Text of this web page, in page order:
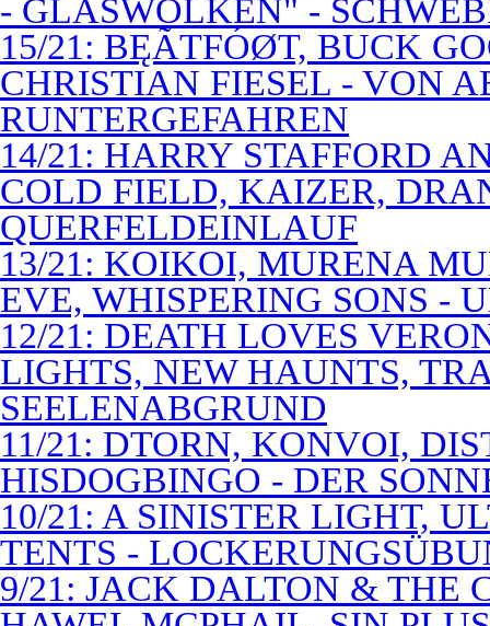
- GLASWOLKEN" -
15/21: BĘÃTFÓØT, BUCK
CHRISTIAN FIESEL - VON
RUNTERGEFAHREN
14/21: HARRY STAFFORD
COLD FIELD, KAIZER,
QUERFELDEINLAUF
13/21: KOIKOI, MURENA
EVE, WHISPERING SONS -
12/21: DEATH LOVES
LIGHTS, NEW HAUNTS,
SEELENABGRUND
11/21: DTORN, KONVOI,
HISDOGBINGO - DER
10/21: A SINISTER LIGHT,
TENTS -
9/21: JACK DALTON & THE